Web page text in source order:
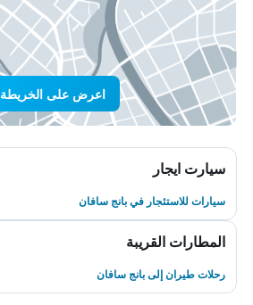
اعرض على الخريطة
سيارت ايجار
سيارات للاستئجار في بانج سافان
المطارات القريبة
رحلات طيران إلى بانج سافان